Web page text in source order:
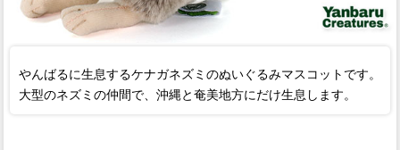
やんばるに生息するケナガネズミのぬいぐるみマスコットです。
大型のネズミの仲間で、沖縄と奄美地方にだけ生息します。